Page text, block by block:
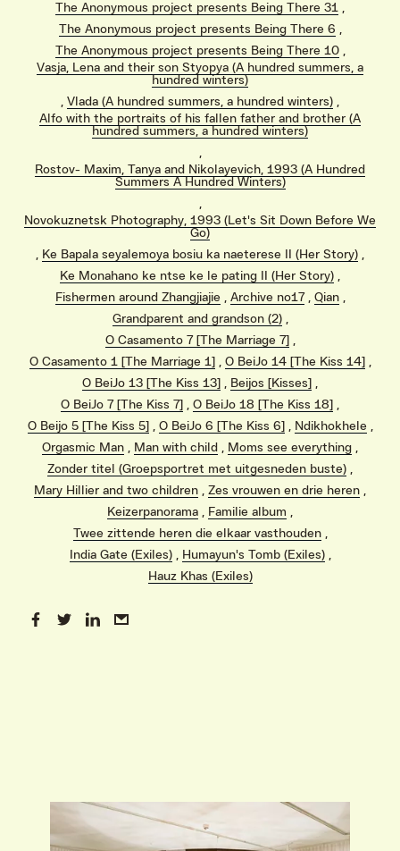
The Anonymous project presents Being There 31 ,
The Anonymous project presents Being There 6 ,
The Anonymous project presents Being There 10,
Vasja, Lena and their son Styopya (A hundred summers, a
hundred winters)
, Vlada (A hundred summers, a hundred winters) ,
Alfo with the portraits of his fallen father and brother (A
hundred summers, a hundred winters)
,
Rostov- Maxim, Tanya and Nikolayevich, 1993 (A Hundred
Summers A Hundred Winters)
,
Novokuznetsk Photography, 1993 (Let's Sit Down Before We
Go)
, Ke Bapala seyalemoya bosiu ka naeterese II (Her Story) ,
Ke Monahano ke ntse ke le pating II (Her Story) ,
Fishermen around Zhangjiajie , Archive no17, Qian,
Grandparent and grandson (2),
O Casamento 7 [The Marriage 7] ,
O Casamento 1 [The Marriage 1]
, O BeiJo 14 [The Kiss 14]
,
O BeiJo 13 [The Kiss 13]
, Beijos [Kisses]
,
O BeiJo 7 [The Kiss 7] , O BeiJo 18 [The Kiss 18]
,
O Beijo 5 [The Kiss 5]
, O BeiJo 6 [The Kiss 6] , Ndikhokhele ,
Orgasmic Man , Man with child , Moms see everything ,
Zonder titel (Groepsportret met uitgesneden buste) ,
Mary Hillier and two children , Zes vrouwen en drie heren ,
Keizerpanorama , Familie album ,
Twee zittende heren die elkaar vasthouden,
India Gate (Exiles), Humayun's Tomb (Exiles),
Hauz Khas (Exiles)